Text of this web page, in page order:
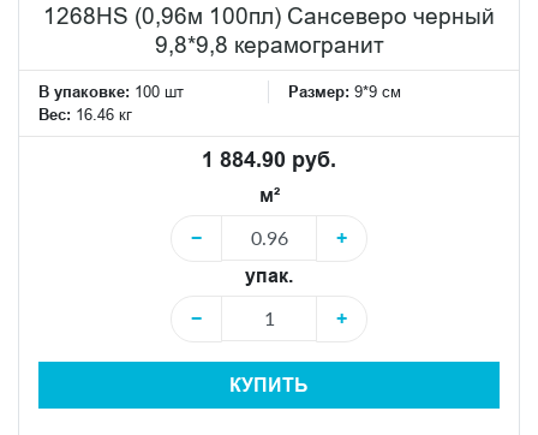
1268HS (0,96м 100пл) Сансеверо черный
9,8*9,8 керамогранит
В упаковке: 100 шт Размер: 9*9 см
Вес: 16.46 кг
1 884.90 руб.
м²
−
+
упак.
−
+
КУПИТЬ